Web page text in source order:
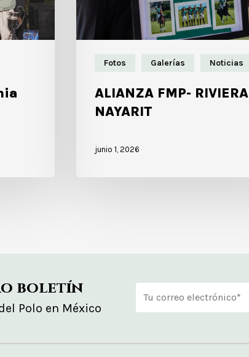
Fotos Galerías Noticias
ALIANZA FMP- RIVIERA
NAYARIT
junio 1, 2026
boletín
Polo en México